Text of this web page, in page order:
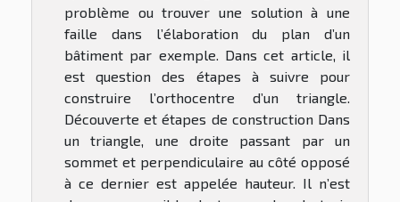
problème ou trouver une solution à une
faille dans l’élaboration du plan d’un
bâtiment par exemple. Dans cet article, il
est question des étapes à suivre pour
construire l’orthocentre d’un triangle.
Découverte et étapes de construction Dans
un triangle, une droite passant par un
sommet et perpendiculaire au côté opposé
à ce dernier est appelée hauteur. Il n’est